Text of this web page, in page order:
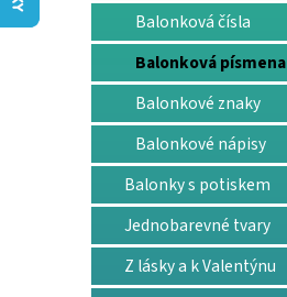
l
Balonková čísla
Balonková písmena
Balonkové znaky
Balonkové nápisy
Balonky s potiskem
Jednobarevné tvary
Z lásky a k Valentýnu